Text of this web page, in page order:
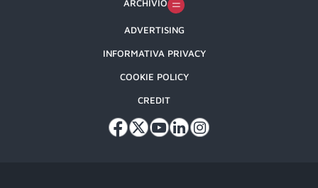
ARCHIVIO
ADVERTISING
INFORMATIVA PRIVACY
COOKIE POLICY
CREDIT